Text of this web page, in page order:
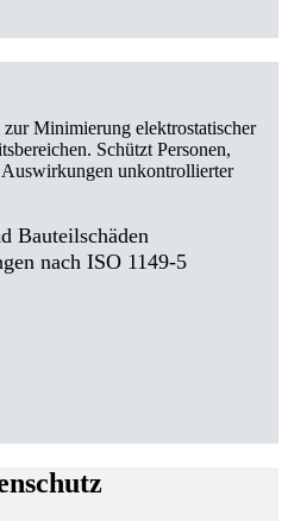
Minimierung elektrostatischer
Schützt Personen,
unkontrollierter
Bauteilschäden
nach ISO 1149-5